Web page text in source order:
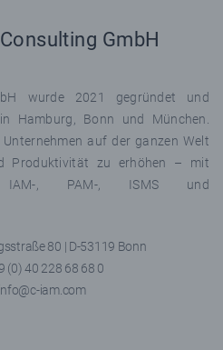
GmbH
wurde 2021 gegründet und
Hamburg, Bonn und München.
auf der ganzen Welt
Produktivität zu erhöhen – mit
, PAM-, ISMS und
80 | D-53119 Bonn
(0) 40 228 68 68 0
info@c-iam.com